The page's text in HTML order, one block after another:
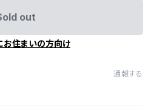
out
お住まいの方向け
通報する